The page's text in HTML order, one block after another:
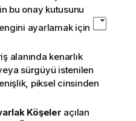
bu onay kutusunu
ayarlamak için
alanında kenarlık
sürgüyü istenilen
piksel cinsinden
Köşeler açılan